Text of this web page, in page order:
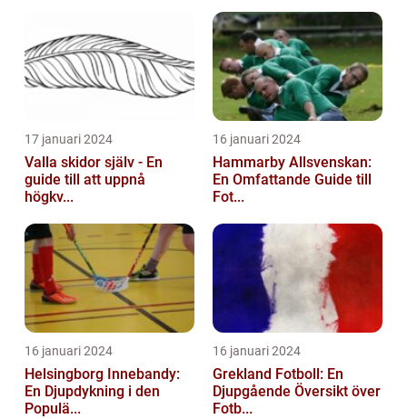
17 januari 2024
Valla skidor själv - En
guide till att uppnå
högkv...
16 januari 2024
Hammarby Allsvenskan:
En Omfattande Guide till
Fot...
16 januari 2024
Helsingborg Innebandy:
En Djupdykning i den
Populä...
16 januari 2024
Grekland Fotboll: En
Djupgående Översikt över
Fotb...